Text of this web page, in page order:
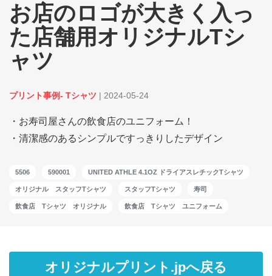
お店のロゴが大きく入っ
た店舗用オリジナルTシ
ャツ
プリント事例- Tシャツ | 2024-05-24
・お寿司屋さんの飲食店のユニフォーム！
・清潔感のあるシンプルですっきりしたデザイン
5506 590001 UNITED ATHLE 4.1OZ ドライアスレチックTシャツ
オリジナル スタッフTシャツ スタッフTシャツ 寿司
飲食店 Tシャツ オリジナル 飲食店 Tシャツ ユニフォーム
オリジナルプリント.jpへ戻る